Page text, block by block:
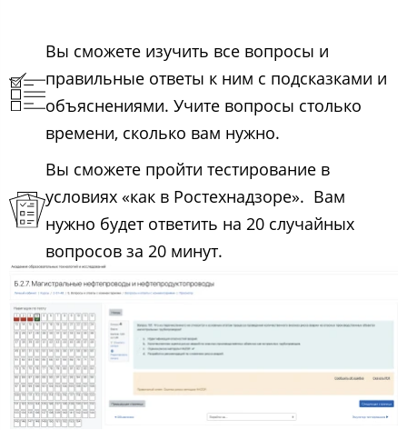
Вы сможете изучить все вопросы и
правильные ответы к ним с подсказками и
объяснениями. Учите вопросы столько
времени, сколько вам нужно.
Вы сможете пройти тестирование в
условиях «как в Ростехнадзоре». Вам
нужно будет ответить на 20 случайных
вопросов за 20 минут.